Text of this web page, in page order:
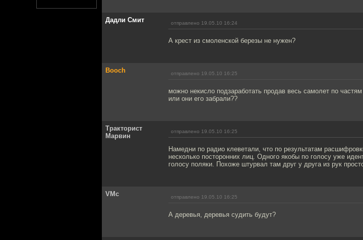
Дадли Смит отправлено 19.05.10 16:24
А крест из смоленской березы не нужен?
Booch отправлено 19.05.10 16:25
можно некисло подзаработать продав весь самолет по
или они его забрали??
Тракторист
Марвин
отправлено 19.05.10 16:25
Намедни по радио клеветали, что по результатам
несколько посторонних лиц. Одного якобы по голосу уже
голосу поляки. Похоже штурвал там друг у друга из рук
VMc отправлено 19.05.10 16:25
А деревья, деревья судить будут?